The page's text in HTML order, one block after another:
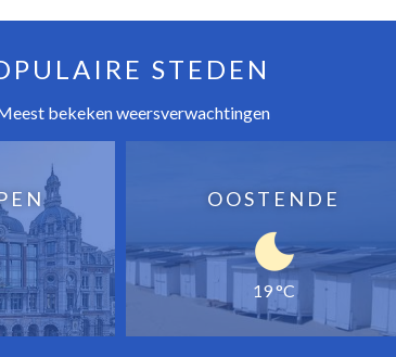
STEDEN
bekeken weersverwachtingen
OOSTENDE
19 °C